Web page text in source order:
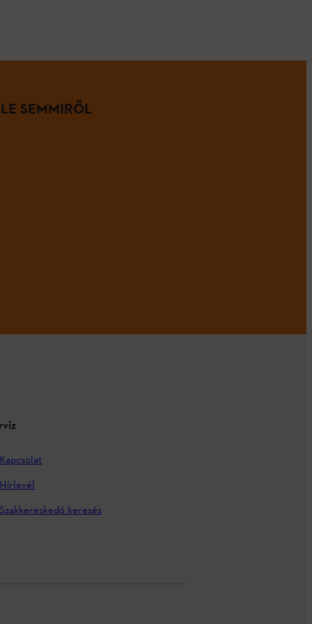
SEMMIRŐL
Kapcsolat
Hírlevél
Szakkereskedő keresés